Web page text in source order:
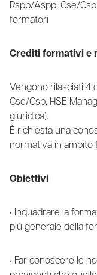
Rspp/Aspp, Cse/
formatori
Crediti formativi e
Vengono rilasciati 4
Cse/Csp, HSE
giuridica).
È richiesta una
normativa in ambito
Obiettivi
• Inquadrare la
più generale della
• Far conoscere le